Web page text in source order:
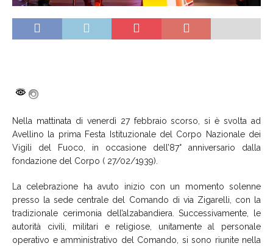
Nella mattinata di venerdì 27 febbraio scorso, si è svolta ad
Avellino la prima Festa Istituzionale del Corpo Nazionale dei
Vigili del Fuoco, in occasione dell’87° anniversario dalla
fondazione del Corpo ( 27/02/1939).
La celebrazione ha avuto inizio con un momento solenne
presso la sede centrale del Comando di via Zigarelli, con la
tradizionale cerimonia dell’alzabandiera. Successivamente, le
autorità civili, militari e religiose, unitamente al personale
operativo e amministrativo del Comando, si sono riunite nella